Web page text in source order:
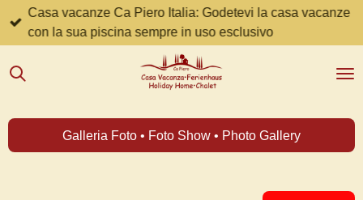
Zum
Hauptinhalt
Casa vacanze Ca Piero Italia: Godetevi la casa vacanze
con la sua piscina sempre in uso esclusivo
Galleria Foto • Foto Show • Photo Gallery